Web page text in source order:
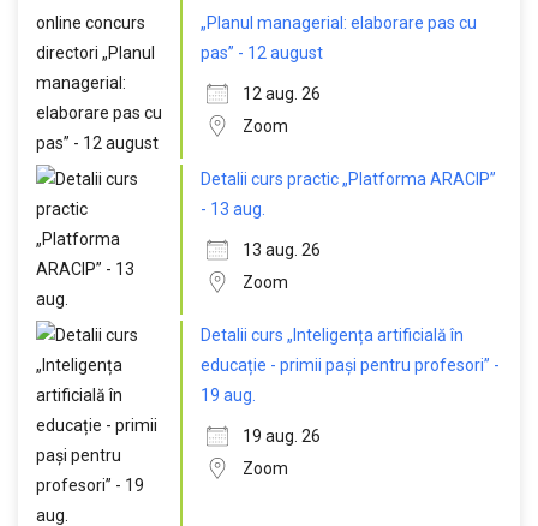
„Planul managerial: elaborare pas cu
pas” - 12 august
12 aug. 26
Zoom
Detalii curs practic „Platforma ARACIP”
- 13 aug.
13 aug. 26
Zoom
Detalii curs „Inteligența artificială în
educație - primii pași pentru profesori” -
19 aug.
19 aug. 26
Zoom